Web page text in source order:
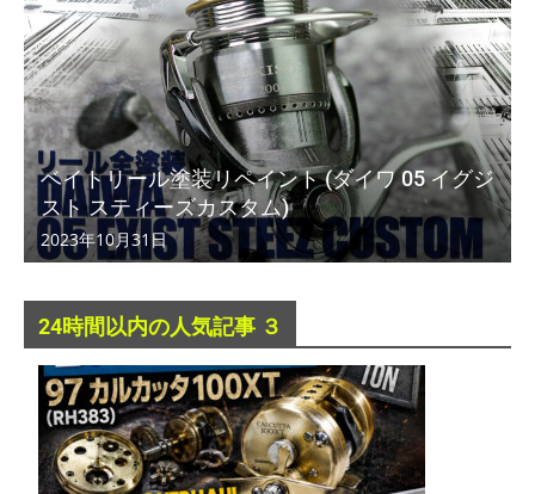
ベイトリール塗装リペイント (ダイワ 05 イグジ
スト スティーズカスタム)
2023年10月31日
24時間以内の人気記事 ３